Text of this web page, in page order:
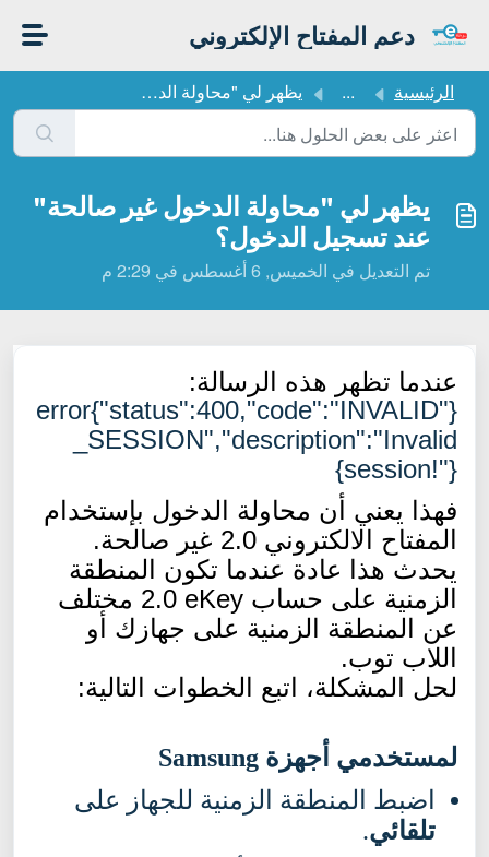
دعم المفتاح الإلكتروني
الرئيسية ... يظهر لي "محاولة الدخول غير صالحة" عند تسجيل الد...
يظهر لي "محاولة الدخول غير صالحة"
عند تسجيل الدخول؟
تم التعديل في الخميس, 6 أغسطس في 2:29 م
عندما تظهر هذه الرسالة:
{"error{"status":400,"code":"INVALID
_SESSION","description":"Invalid
session!"}}
فهذا يعني أن محاولة الدخول بإستخدام
المفتاح الالكتروني 2.0 غير صالحة.
يحدث هذا عادة عندما تكون المنطقة
الزمنية على حساب eKey
2.0 مختلف
عن المنطقة الزمنية على جهازك أو
اللاب توب.
لحل المشكلة، اتبع الخطوات التالية:
لمستخدمي أجهزة Samsung
اضبط المنطقة الزمنية للجهاز على
تلقائي.